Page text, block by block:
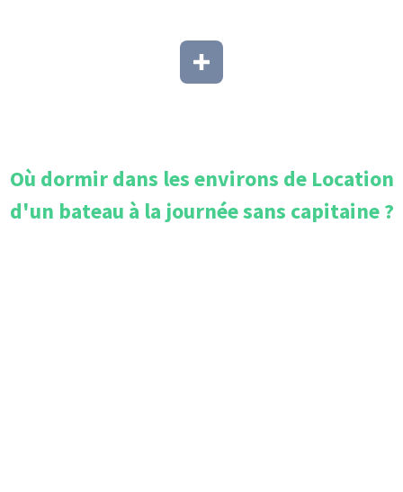
Où dormir dans les environs de Location
d'un bateau à la journée sans capitaine?